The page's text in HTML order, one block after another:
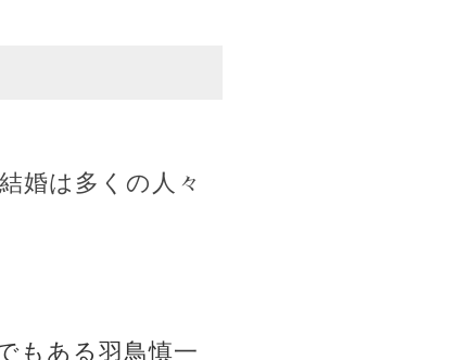
婚は多くの人々
もある羽鳥慎一